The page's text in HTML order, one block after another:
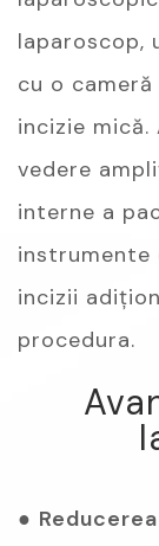
laparoscop,
cu o
incizie
vedere
interne a
instrumente
incizii
procedura.
●